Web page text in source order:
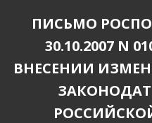
ПИСЬМО
30.10.2007 N
ВНЕСЕНИИ